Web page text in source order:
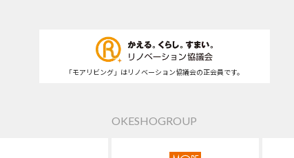
「モアリビング」はリノベーション協議会の正会員です。
OKESHOGROUP